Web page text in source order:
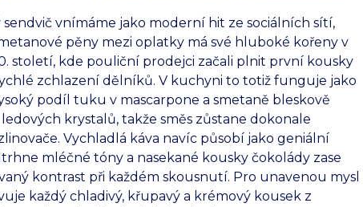
vnímáme jako moderní hit ze sociálních sítí,
pěny mezi oplatky má své hluboké kořeny v
století, kde pouliční prodejci začali plnit první kousky
zchlazení dělníků. V kuchyni to totiž funguje jako
podíl tuku v mascarpone a smetaně bleskově
krystalů, takže směs zůstane dokonale
Vychladlá káva navíc působí jako geniální
mléčné tóny a nasekané kousky čokolády zase
kontrast při každém skousnutí. Pro unavenou mysl
každý chladivý, křupavý a krémový kousek z